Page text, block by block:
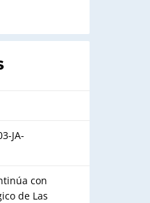
JA-
con
de Las